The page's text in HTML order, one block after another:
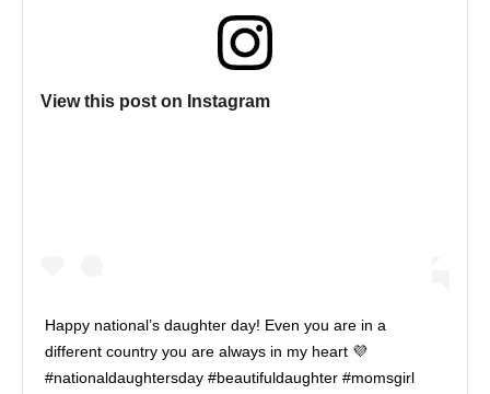
View this post on Instagram
Happy national’s daughter day! Even you are in a
different country you are always in my heart 💜
#nationaldaughtersday #beautifuldaughter #momsgirl